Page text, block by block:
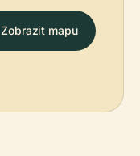
Zobrazit mapu